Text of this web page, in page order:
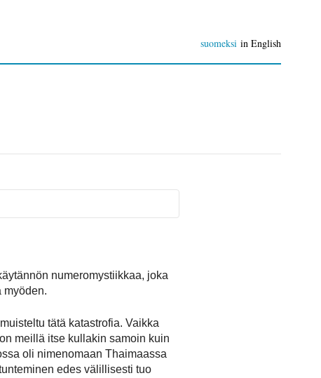
suomeksi in English
numeromystiikkaa, joka
myöden.
tätä katastrofia. Vaikka
meillä itse kullakin samoin kuin
oli nimenomaan Thaimaassa
edes välillisesti tuo